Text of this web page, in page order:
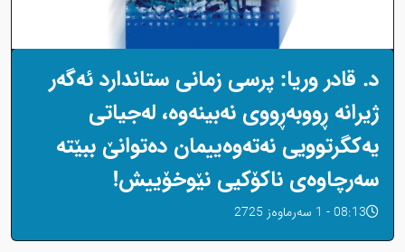
د. قادر وریا: پرسی زمانی ستاندارد ئەگەر
ژیرانە ڕووبەڕووی نەبینەوە، لەجیاتی
یەکگرتوویی نەتەوەییمان دەتوانێ ببێتە
سەرچاوەی ناکۆکیی نێوخۆییش!
08:13 - 1 سەرماوەز 2725